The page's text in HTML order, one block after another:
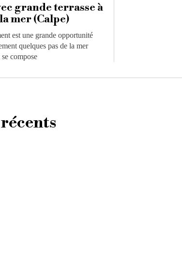
grande terrasse à
mer (Calpe)
est une grande opportunité
quelques pas de la mer
compose